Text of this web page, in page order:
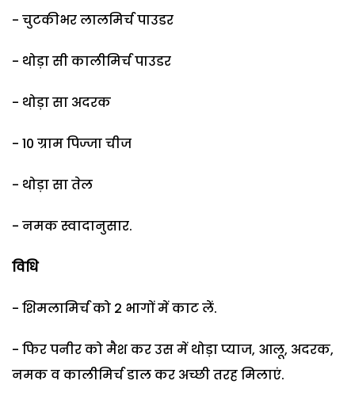
- चुटकीभर लालमिर्च पाउडर
- थोड़ा सी कालीमिर्च पाउडर
- थोड़ा सा अदरक
- 10 ग्राम पिज्जा चीज
- थोड़ा सा तेल
- नमक स्वादानुसार.
विधि
- शिमलामिर्च को 2 भागों में काट लें.
- फिर पनीर को मैश कर उस में थोड़ा प्याज, आलू, अदरक,
नमक व कालीमिर्च डाल कर अच्छी तरह मिलाएं.